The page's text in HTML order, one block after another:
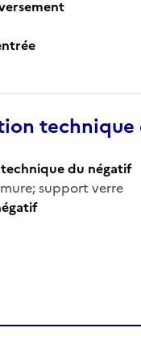
du négatif
support verre